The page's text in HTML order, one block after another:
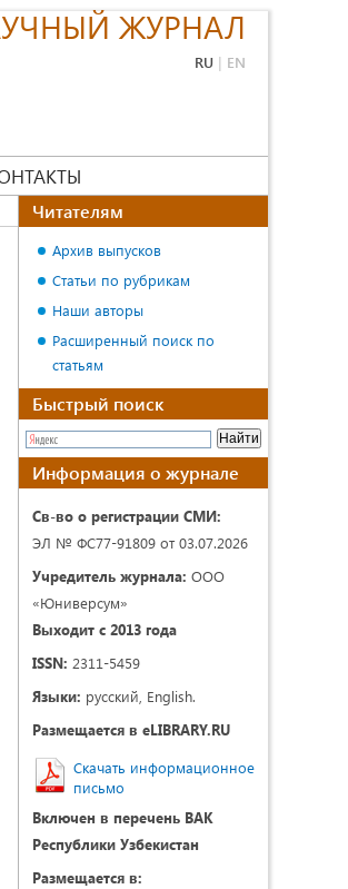
ЖУРНАЛ
RU | EN
Читателям
Архив выпусков
Статьи по рубрикам
Наши авторы
Расширенный поиск по
статьям
Быстрый поиск
Информация о журнале
Св-во о регистрации СМИ:
ЭЛ № ФС77-91809 от 03.07.2026
Учредитель журнала: ООО
«Юниверсум»
Выходит с 2013 года
ISSN: 2311-5459
Языки: русский, English.
Размещается в eLIBRARY.RU
Скачать информационное
письмо
Включен в перечень ВАК
Республики Узбекистан
Размещается в: